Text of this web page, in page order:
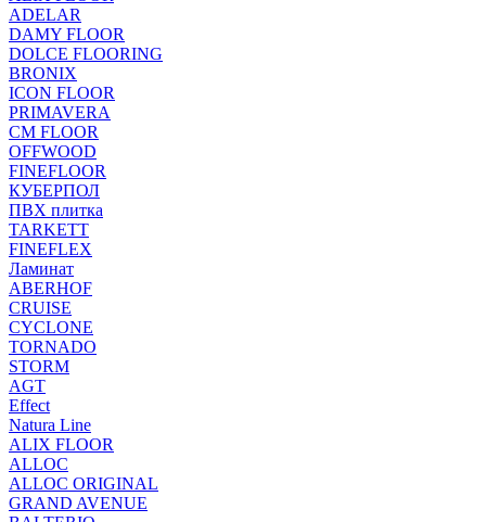
ADELAR
DAMY FLOOR
DOLCE FLOORING
BRONIX
ICON FLOOR
PRIMAVERA
CM FLOOR
OFFWOOD
FINEFLOOR
КУБЕРПОЛ
ПВХ плитка
TARKETT
FINEFLEX
Ламинат
ABERHOF
CRUISE
CYCLONE
TORNADO
STORM
AGT
Effect
Natura Line
ALIX FLOOR
ALLOC
ALLOC ORIGINAL
GRAND AVENUE